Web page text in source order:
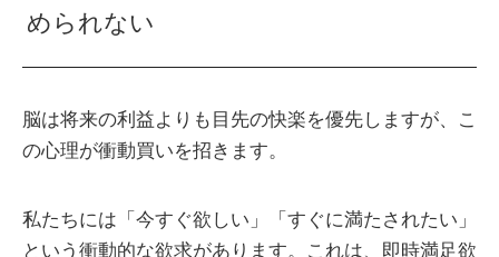
められない
脳は将来の利益よりも目先の快楽を優先しますが、こ
の心理が衝動買いを招きます。
私たちには「今すぐ欲しい」「すぐに満たされたい」
という衝動的な欲求があります。これは、即時満足欲